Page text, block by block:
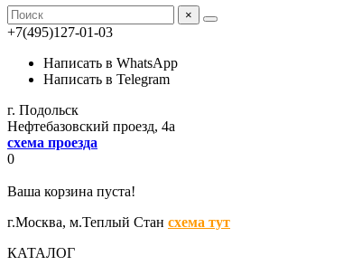
×
+7(495)127-01-03
Написать в WhatsApp
Написать в Telegram
г. Подольск
Нефтебазовский проезд, 4а
схема проезда
0
Ваша корзина пуста!
г.Москва, м.Теплый Стан схема тут
КАТАЛОГ